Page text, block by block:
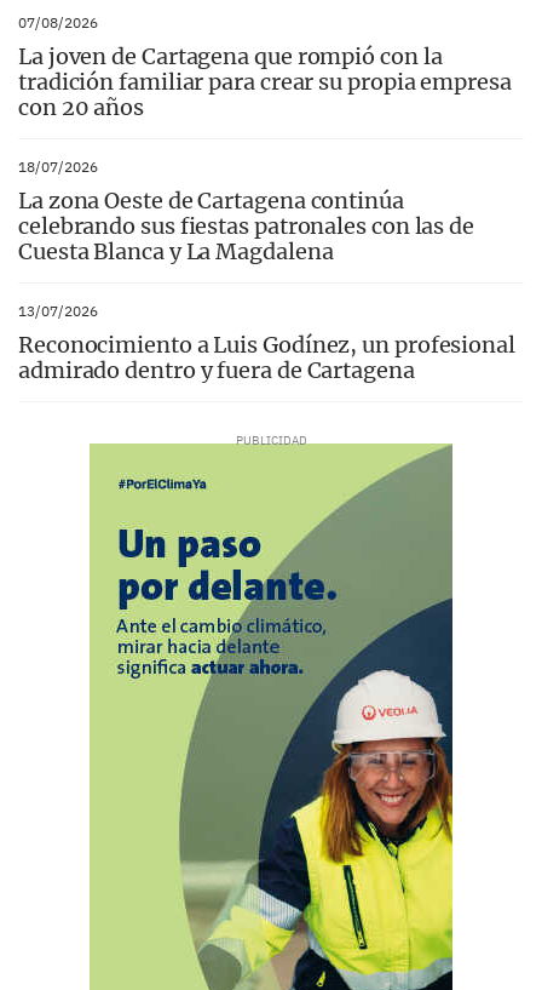
07/08/2026
La joven de Cartagena que rompió con la
tradición familiar para crear su propia empresa
con 20 años
18/07/2026
La zona Oeste de Cartagena continúa
celebrando sus fiestas patronales con las de
Cuesta Blanca y La Magdalena
13/07/2026
Reconocimiento a Luis Godínez, un profesional
admirado dentro y fuera de Cartagena